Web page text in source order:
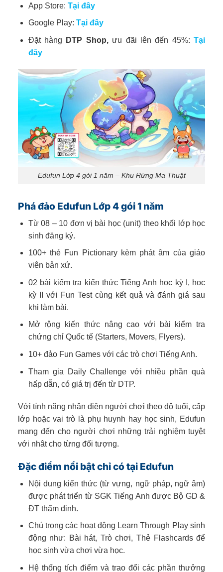
App Store: Tại đây
Google Play: Tại đây
Đặt hàng DTP Shop, ưu đãi lên đến 45%:Tại
đây
Edufun Lớp 4 gói 1 năm – Khu Rừng Ma Thuật
Phá đảo Edufun Lớp 4 gói 1 năm
Từ 08 – 10 đơn vị bài học (unit) theo khối lớp học
sinh đăng ký.
100+ thẻ Fun Pictionary kèm phát âm của giáo
viên bản xứ.
02 bài kiểm tra kiến thức Tiếng Anh học kỳ I, học
kỳ II với Fun Test cùng kết quả và đánh giá sau
khi làm bài.
Mở rộng kiến thức nâng cao với bài kiểm tra
chứng chỉ Quốc tế (Starters, Movers, Flyers).
10+ đảo Fun Games với các trò chơi Tiếng Anh.
Tham gia Daily Challenge với nhiều phần quà
hấp dẫn, có giá trị đến từ DTP.
Với tính năng nhận diện người chơi theo độ tuối, cấp
lớp hoặc vai trò là phụ huynh hay học sinh, Edufun
mang đến cho người chơi những trải nghiệm tuyệt
với nhât cho từng đối tượng.
Đặc điểm nổi bật chỉ có tại Edufun
Nội dung kiến thức (từ vựng, ngữ pháp, ngữ âm)
được phát triển từ SGK Tiếng Anh được Bộ GD &
ĐT thẩm định.
Chú trọng các hoạt động Learn Through Play sinh
động như: Bài hát, Trò chơi, Thẻ Flashcards để
học sinh vừa chơi vừa học.
Hệ thống tích điểm và trao đổi các phần thưởng